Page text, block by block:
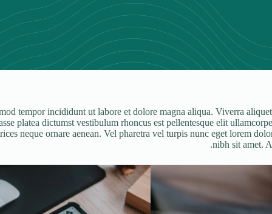
tempor incididunt ut labore et dolore magna aliqua. Viverra
platea dictumst vestibulum rhoncus est pellentesque elit
neque ornare aenean. Vel pharetra vel turpis nunc eget lorem
nibh sit amet.